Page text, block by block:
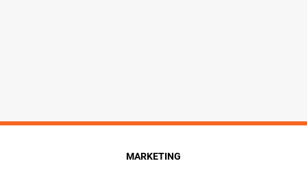
MARKETING